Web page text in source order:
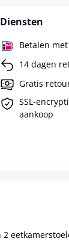
Diensten
Betalen
14 dagen
Gratis
SSL-
aankoop